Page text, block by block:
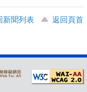
新聞列表
返回頁首